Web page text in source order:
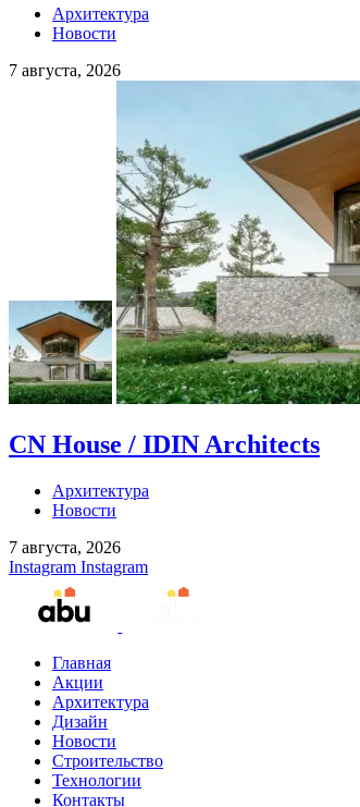
Архитектура
Новости
7 августа, 2026
CN House / IDIN Architects
Архитектура
Новости
7 августа, 2026
Instagram Instagram
Главная
Акции
Архитектура
Дизайн
Новости
Строительство
Технологии
Контакты